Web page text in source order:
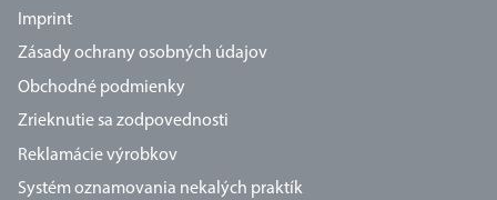
Imprint
Zásady ochrany osobných údajov
Obchodné podmienky
Zrieknutie sa zodpovednosti
Reklamácie výrobkov
Systém oznamovania nekalých praktík